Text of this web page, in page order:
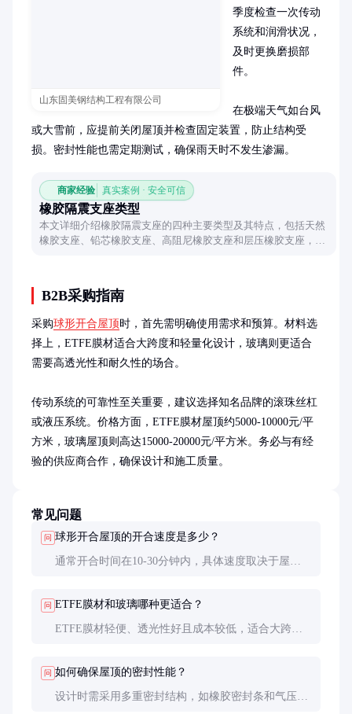
山东固美钢结构工程有限公司
季度检查一次传动
系统和润滑状况，
及时更换磨损部
件。
在极端天气如台风
或大雪前，应提前关闭屋顶并检查固定装置，防止结构受
损。密封性能也需定期测试，确保雨天时不发生渗漏。
商家经验 真实案例 · 安全可信
橡胶隔震支座类型
本文详细介绍橡胶隔震支座的四种主要类型及其特点，包括天然
橡胶支座、铅芯橡胶支座、高阻尼橡胶支座和层压橡胶支座，帮
B2B采购指南
采购球形开合屋顶时，首先需明确使用需求和预算。材料选
择上，ETFE膜材适合大跨度和轻量化设计，玻璃则更适合
需要高透光性和耐久性的场合。
传动系统的可靠性至关重要，建议选择知名品牌的滚珠丝杠
或液压系统。价格方面，ETFE膜材屋顶约5000-10000元/平
方米，玻璃屋顶则高达15000-20000元/平方米。务必与有经
验的供应商合作，确保设计和施工质量。
常见问题
问 球形开合屋顶的开合速度是多少？
通常开合时间在10-30分钟内，具体速度取决于屋顶
问 ETFE膜材和玻璃哪种更适合？
ETFE膜材轻便、透光性好且成本较低，适合大跨度
问 如何确保屋顶的密封性能？
设计时需采用多重密封结构，如橡胶密封条和气压密